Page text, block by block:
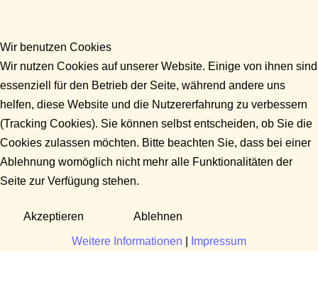
Wir benutzen Cookies
Wir nutzen Cookies auf unserer Website. Einige von ihnen sind
essenziell für den Betrieb der Seite, während andere uns
helfen, diese Website und die Nutzererfahrung zu verbessern
(Tracking Cookies). Sie können selbst entscheiden, ob Sie die
Cookies zulassen möchten. Bitte beachten Sie, dass bei einer
Ablehnung womöglich nicht mehr alle Funktionalitäten der
Seite zur Verfügung stehen.
Akzeptieren Ablehnen
Weitere Informationen Impressum